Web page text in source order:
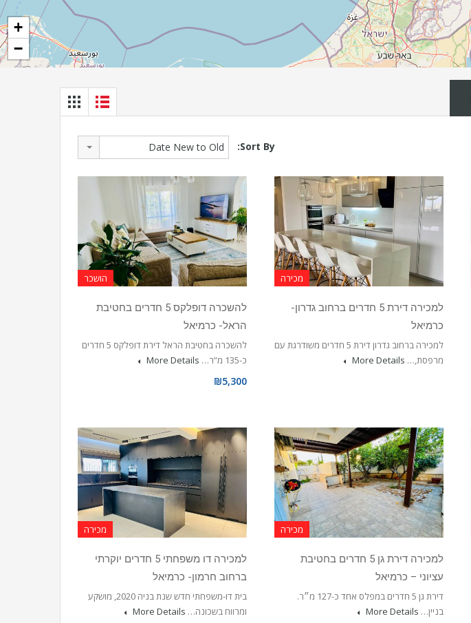
+
−
Sort By:
Date New to Old
מכירה
למכירה דירת 5 חדרים ברחוב גדרון-
כרמיאל
למכירה ברחוב גדרון דירת 5 חדרים משודרגת עם
מרפסת,… More Details
הושכר
להשכרה דופלקס 5 חדרים בחטיבת
הראל- כרמיאל
להשכרה בחטיבת הראל דירת דופלקס 5 חדרים
כ-135 מ”ר…
More Details
₪5,300
מכירה
למכירה דירת גן 5 חדרים בחטיבת
עציוני – כרמיאל
דירת גן 5 חדרים במפלס אחד כ-127 מ״ר.
בניין… More Details
מכירה
למכירה דו משפחתי 5 חדרים יוקרתי
ברחוב חרמון- כרמיאל
בית דו-משפחתי חדש שנת בניה 2020, מושקע
ומרווח בשכונה… More Details